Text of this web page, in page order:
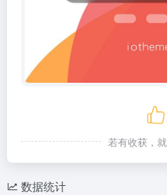
若有收获，
数据统计